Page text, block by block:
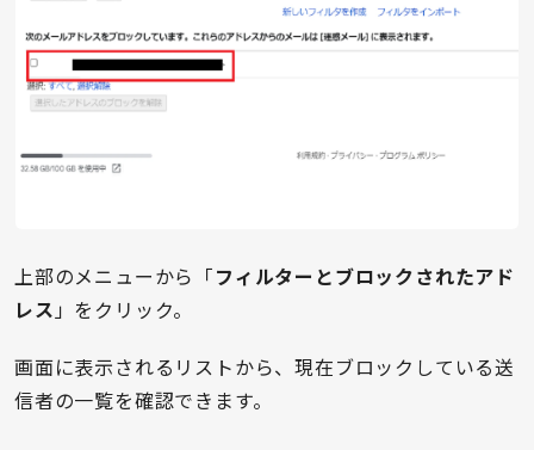
上部のメニューから「フィルターとブロックされたアド
レス」をクリック。
画面に表示されるリストから、現在ブロックしている送
信者の一覧を確認できます。